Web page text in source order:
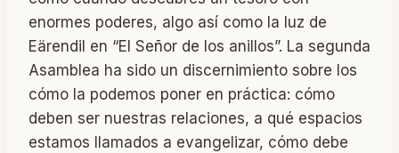
enormes poderes, algo así como la luz de
Eärendil en “El Señor de los anillos”. La segunda
Asamblea ha sido un discernimiento sobre los
cómo la podemos poner en práctica: cómo
deben ser nuestras relaciones, a qué espacios
estamos llamados a evangelizar, cómo debe